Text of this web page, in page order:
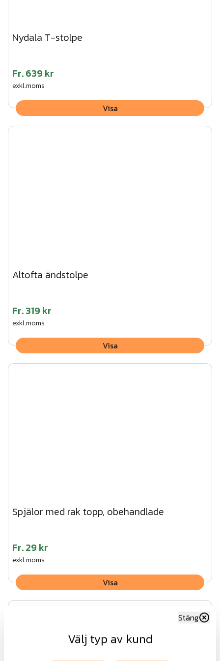
Nydala T-stolpe
Fr.639 kr
exkl.moms
Visa
Altofta ändstolpe
Fr.319 kr
exkl.moms
Visa
Spjälor med rak topp, obehandlade
Fr.29 kr
exkl.moms
Visa
Välj typ av kund
Stäng